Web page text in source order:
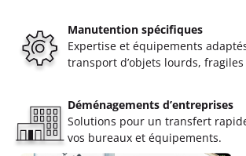
Manutention spécifiques
Expertise et équipements
transport d’objets lourds,
Déménagements d’entreprises
Solutions pour un transfert
vos bureaux et équipements.